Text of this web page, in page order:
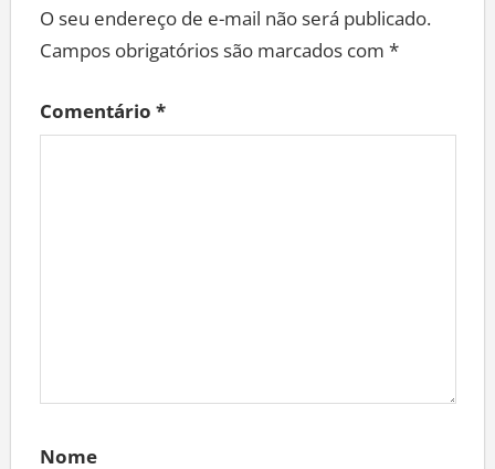
O seu endereço de e-mail não será publicado.
Campos obrigatórios são marcados com *
Comentário *
Nome